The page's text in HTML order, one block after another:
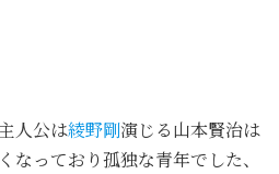
人公は綾野剛演じる山本賢治は
なっており孤独な青年でした、